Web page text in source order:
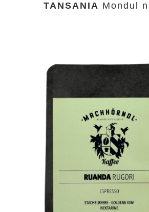
TANSANIA Mondul